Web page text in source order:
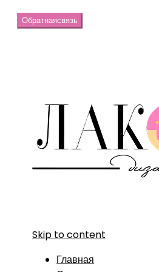
Обратнаясвязь
Skip to content
Главная